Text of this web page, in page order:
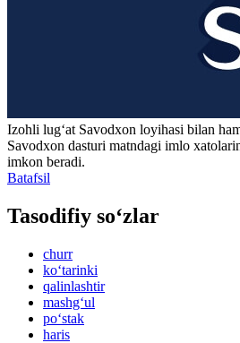
Izohli lugʻat Savodxon loyihasi bilan
Savodxon dasturi matndagi imlo
imkon beradi.
Batafsil
Tasodifiy so‘zlar
churr
ko‘tarinki
qalinlashtir
mashg‘ul
po‘stak
haris